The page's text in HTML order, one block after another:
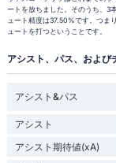
ートを放ちました。そのうち、3
ュート精度は37.50%です。つま
ュートを打つということです。
アシスト、パス、および
アシスト&パス
アシスト
アシスト期待値(xA)